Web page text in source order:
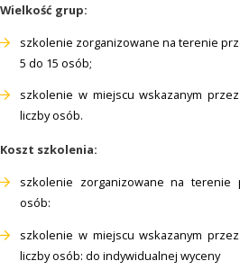
Wielkość grup:
szkolenie zorganizowane na terenie
5 do 15 osób;
szkolenie w miejscu wskazanym
liczby osób.
Koszt szkolenia:
szkolenie zorganizowane na terenie
osób:
szkolenie w miejscu wskazanym
liczby osób: do indywidualnej wyceny